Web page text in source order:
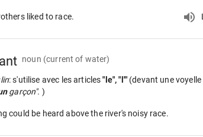
liked to race.
noun (current of water)
: s'utilise avec les articles"le", "l'" (devant une
garçon". )
could be heard above the river's noisy race.